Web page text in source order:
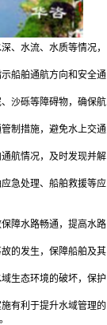
、水流、水质等情况，
船舶通航方向和安全通
沙砾等障碍物，确保航
制措施，避免水上交通
航情况，及时发现并解
急处理、船舶救援等应
障水路畅通，提高水路
的发生，保障船舶及其
生态环境的破坏，保护
有利于提升水域管理的